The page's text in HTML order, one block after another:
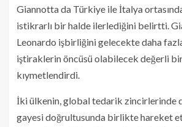
Giannotta da Türkiye ile İtalya
istikrarlı bir halde ilerlediğini belirtti.
Leonardo işbirliğini gelecekte daha
iştiraklerin öncüsü olabilecek değerli
kıymetlendirdi.
İki ülkenin, global tedarik zincirlerinde
gayesi doğrultusunda birlikte hareket